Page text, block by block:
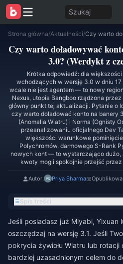
Szukaj
Strona główna/Aktualności/
Czy warto doładowywać
3.0? (Werdykt z
Krótka odpowiedź: dla
wchodzących w wersję 3.0 w dniu 17
wcale nie jest agentem — to nowy
Nexus, utopia Bangboo rządzona
główny punkt tej aktualizacji. Pytanie o
czy warto doładować konto na banery
(Anomalia Wiatru) i Norma (Ognisty
przeanalizowaniu oficjalnego Dev
większości warunkowe
Polychromów, darmowego S-Rank
nowych kont — to wystarczająco
kwoty mogli spokojnie przejść
Autor: Priya Sharma
Spis treści
Jeśli posiadasz już Miyabi, Yixuan
oszczędzaj na wersję 3.1. Jeśli
pokrycia żywiołu Wiatru lub rotacji
bardziej uzasadnionym celem do